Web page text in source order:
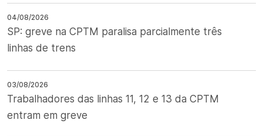
04/08/2026
SP: greve na CPTM paralisa parcialmente três
linhas de trens
03/08/2026
Trabalhadores das linhas 11, 12 e 13 da CPTM
entram em greve